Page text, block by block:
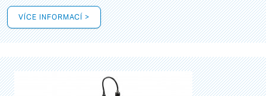
VÍCE INFORMACÍ >